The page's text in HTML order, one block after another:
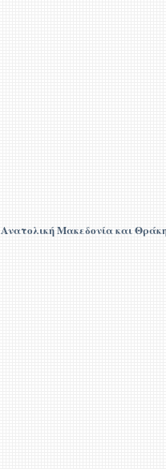
Ανατολική Μακεδονία και